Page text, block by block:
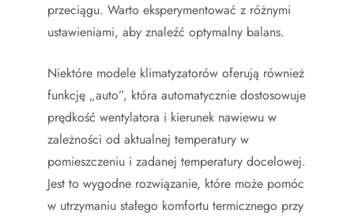
przeciągu. Warto eksperymentować z różnymi
ustawieniami, aby znaleźć optymalny balans.
Niektóre modele klimatyzatorów oferują również
funkcję „auto”, która automatycznie dostosowuje
prędkość wentylatora i kierunek nawiewu w
zależności od aktualnej temperatury w
pomieszczeniu i zadanej temperatury docelowej.
Jest to wygodne rozwiązanie, które może pomóc
w utrzymaniu stałego komfortu termicznego przy